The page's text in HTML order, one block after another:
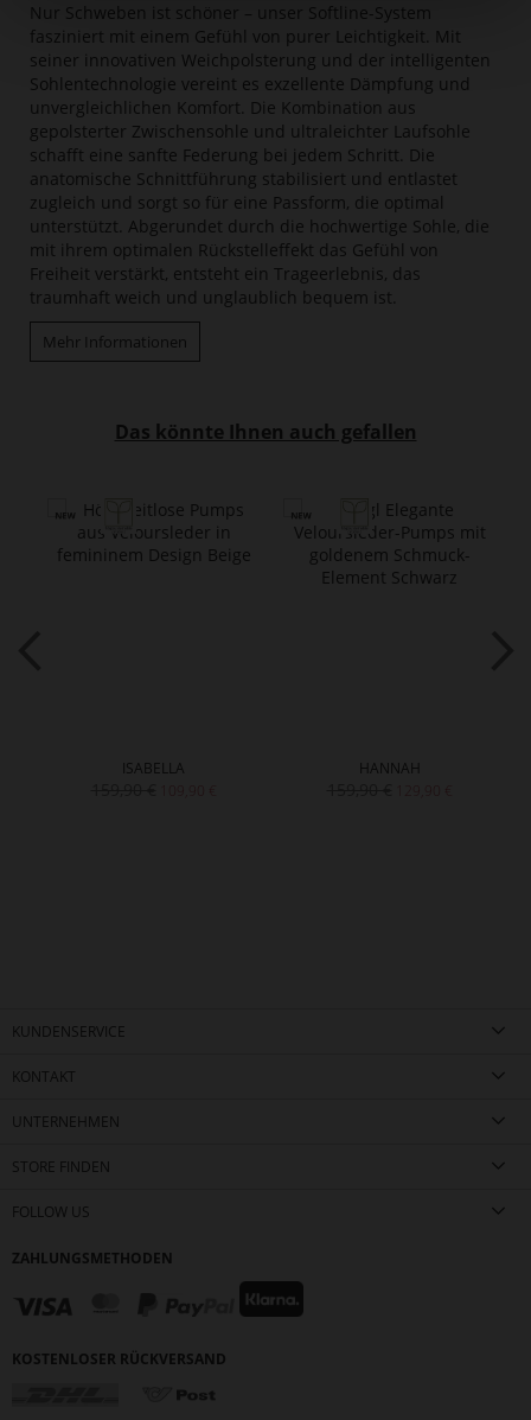
Nur Schweben ist schöner – unser Softline-System
fasziniert mit einem Gefühl von purer Leichtigkeit. Mit
seiner innovativen Weichpolsterung und der intelligenten
Sohlentechnologie vereint es exzellente Dämpfung und
unvergleichlichen Komfort. Die Kombination aus
gepolsterter Zwischensohle und ultraleichter Laufsohle
schafft eine sanfte Federung bei jedem Schritt. Die
anatomische Schnittführung stabilisiert und entlastet
zugleich und sorgt so für eine Passform, die optimal
unterstützt. Abgerundet durch die hochwertige Sohle, die
mit ihrem optimalen Rückstelleffekt das Gefühl von
Freiheit verstärkt, entsteht ein Trageerlebnis, das
traumhaft weich und unglaublich bequem ist.
Mehr Informationen
Das könnte Ihnen auch gefallen
ISABELLA HANNAH
KUNDENSERVICE
KONTAKT
UNTERNEHMEN
STORE FINDEN
FOLLOW US
ZAHLUNGSMETHODEN
KOSTENLOSER RÜCKVERSAND